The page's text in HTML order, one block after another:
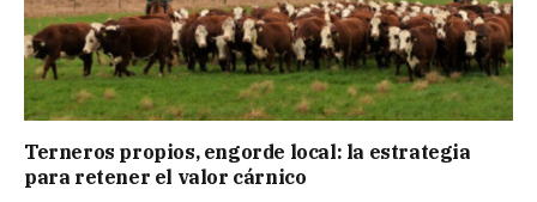
Terneros propios, engorde local: la estrategia
para retener el valor cárnico